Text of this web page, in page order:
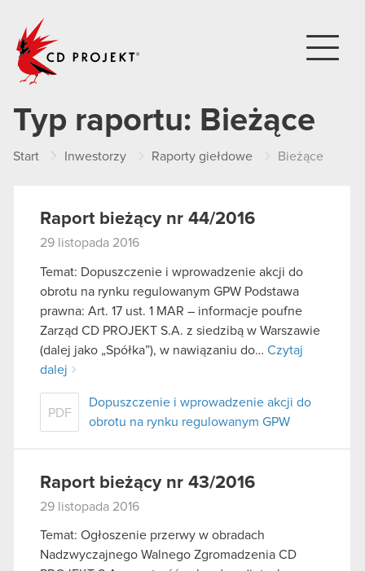
Typ raportu: Bieżące
Start Inwestorzy Raporty giełdowe Bieżące
Raport bieżący nr 44/2016
29 listopada 2016
Temat: Dopuszczenie i wprowadzenie akcji do
obrotu na rynku regulowanym GPW Podstawa
prawna: Art. 17 ust. 1 MAR – informacje poufne
Zarząd CD PROJEKT S.A. z siedzibą w Warszawie
(dalej jako „Spółka”), w nawiązaniu do… Czytaj
dalej
PDF
Dopuszczenie i wprowadzenie akcji do
obrotu na rynku regulowanym GPW
Raport bieżący nr 43/2016
29 listopada 2016
Temat: Ogłoszenie przerwy w obradach
Nadzwyczajnego Walnego Zgromadzenia CD